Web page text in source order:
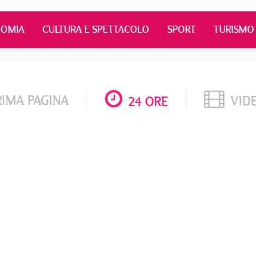
CULTURA E SPETTACOLO SPORT TURISMO
PAGINA 24 ORE